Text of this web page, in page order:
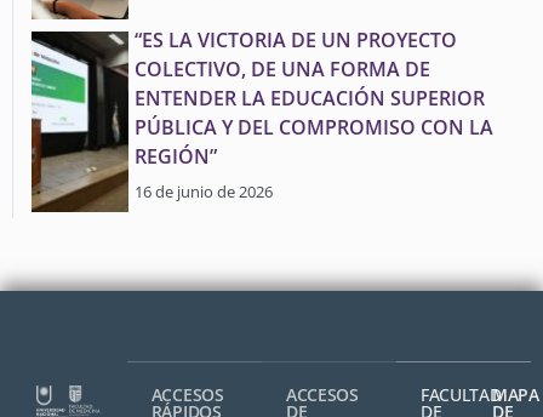
“ES LA VICTORIA DE UN PROYECTO
COLECTIVO, DE UNA FORMA DE
ENTENDER LA EDUCACIÓN SUPERIOR
PÚBLICA Y DEL COMPROMISO CON LA
REGIÓN”
16 de junio de 2026
ACCESOS
RÁPIDOS
ACCESOS
DE
FACULTAD
DE
MAPA
DE